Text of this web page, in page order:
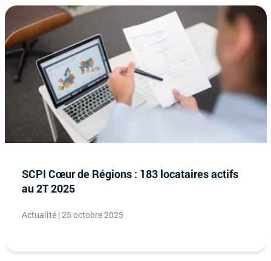
SCPI Cœur de Régions : 183 locataires actifs
au 2T 2025
Actualité | 25 octobre 2025